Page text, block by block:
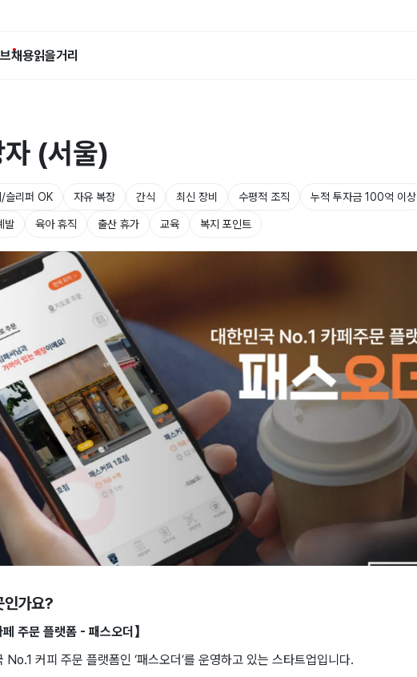
채용읽을거리
(서울)
/슬리퍼 OK 자유 복장 간식 최신 장비 수평적 조직 누적 투자금 100억 이상
발 육아 휴직 출산 휴가 교육 복지 포인트
인가요?
주문 플랫폼 - 패스오더】
No.1 커피 주문 플랫폼인 ‘패스오더’를 운영하고 있는 스타트업입니다.